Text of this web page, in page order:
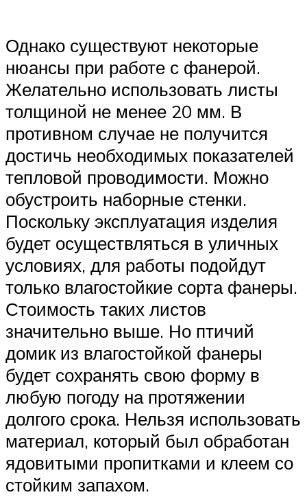
Однако существуют некоторые
нюансы при работе с фанерой.
Желательно использовать листы
толщиной не менее 20 мм. В
противном случае не получится
достичь необходимых показателей
тепловой проводимости. Можно
обустроить наборные стенки.
Поскольку эксплуатация изделия
будет осуществляться в уличных
условиях, для работы подойдут
только влагостойкие сорта фанеры.
Стоимость таких листов
значительно выше. Но птичий
домик из влагостойкой фанеры
будет сохранять свою форму в
любую погоду на протяжении
долгого срока. Нельзя использовать
материал, который был обработан
ядовитыми пропитками и клеем со
стойким запахом.